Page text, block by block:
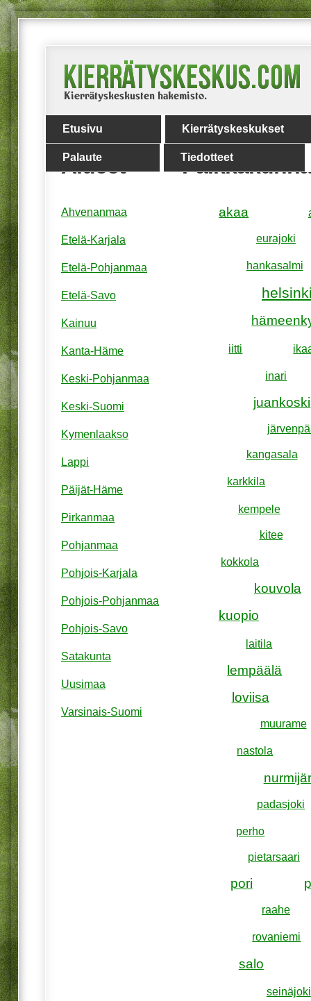
Etusivu Kierrätyskeskukset
Palaute Tiedotteet
akaa
eurajoki
hankasalmi
iitti
inari
juankoski
kangasala
karkkila
kempele
kitee
kokkola
kouvola
kuopio
laitila
lempäälä
loviisa
muurame
nastola
padasjoki
perho
pietarsaari
pori
raahe
rovaniemi
salo
seinäjoki
Alueet
Ahvenanmaa
Etelä-Karjala
Etelä-Pohjanmaa
Etelä-Savo
Kainuu
Kanta-Häme
Keski-Pohjanmaa
Keski-Suomi
Kymenlaakso
Lappi
Päijät-Häme
Pirkanmaa
Pohjanmaa
Pohjois-Karjala
Pohjois-Pohjanmaa
Pohjois-Savo
Satakunta
Uusimaa
Varsinais-Suomi